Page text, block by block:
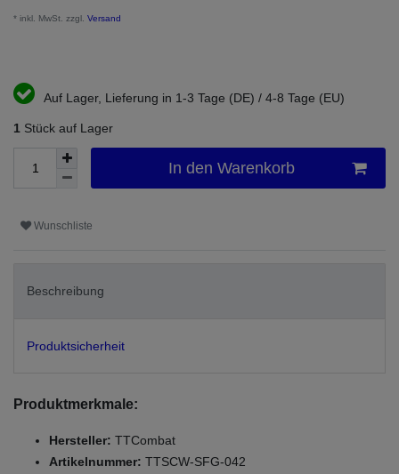
* inkl. MwSt. zzgl. Versand
Auf Lager, Lieferung in 1-3 Tage (DE) / 4-8 Tage (EU)
1 Stück auf Lager
In den Warenkorb
Wunschliste
Beschreibung
Produktsicherheit
Produktmerkmale:
Hersteller: TTCombat
Artikelnummer: TTSCW-SFG-042